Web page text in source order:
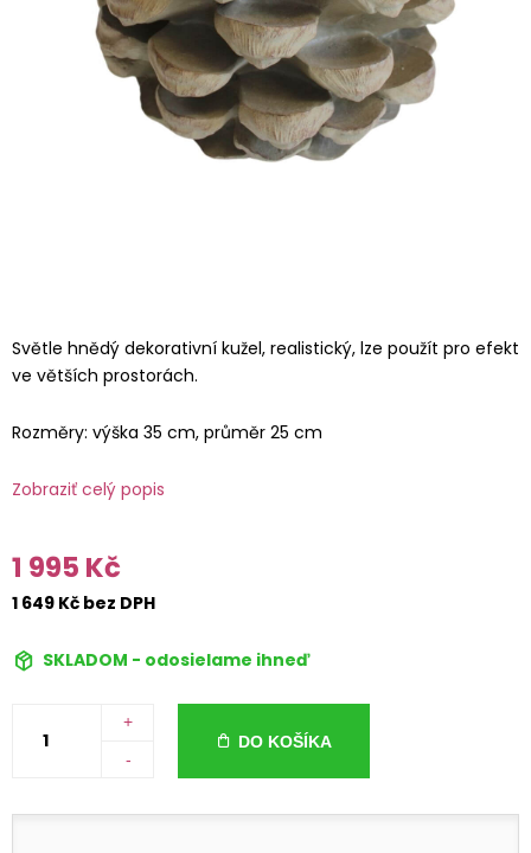
Světle hnědý dekorativní kužel, realistický, lze použít pro efekt
ve větších prostorách.
Rozměry: výška 35 cm, průměr 25 cm
Zobraziť celý popis
1 995 Kč
1 649 Kč bez DPH
SKLADOM - odosielame ihneď
+
-
DO KOŠÍKA